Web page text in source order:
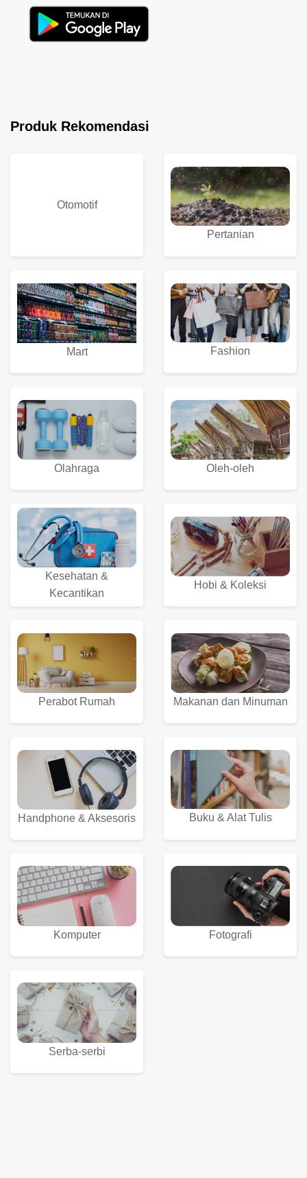
Produk Rekomendasi
Otomotif
Pertanian
Mart Fashion
Olahraga Oleh-oleh
Kesehatan &
Kecantikan
Hobi & Koleksi
Perabot Rumah Makanan dan Minuman
Handphone & Aksesoris Buku & Alat Tulis
Komputer Fotografi
Serba-serbi